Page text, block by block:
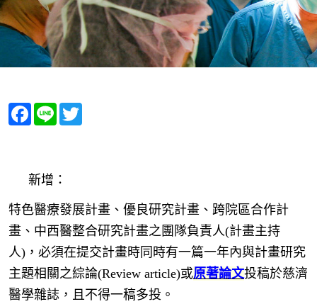
Facebook
Line
新增：
特色醫療發展計畫、優良研究計畫、跨院區合作計
畫、中西醫整合研究計畫之團隊負責人(計畫主持
人)，必須在提交計畫時同時有一篇一年內與計畫研究
主題相關之綜論(Review article)或原著論文投稿於慈濟
醫學雜誌，且不得一稿多投。